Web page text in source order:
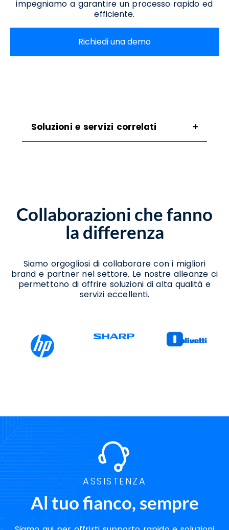
impegniamo a garantire un processo rapido ed
efficiente.
Richiedi una demo
Soluzioni e servizi correlati
Assistenza Per Passaggio A Windows 11
Benevento
Consulenza Ict Benevento
Consulenza Per Aggiornamento A Windows
Consulenza Per Migrazione A Windows 11
Benevento
Consulenza Per Passaggio A Windows 11
Servizi Ict Benevento
Soluzioni Ict Benevento
Supporto Aggiornamento Windows 11
Collaborazioni che fanno
la differenza
Siamo orgogliosi di collaborare con i migliori
brand e partner nel settore. Le nostre alleanze ci
permettono di offrire soluzioni di alta qualità e
servizi eccellenti.
ASSISTENZA
Al tuo fianco, sempre